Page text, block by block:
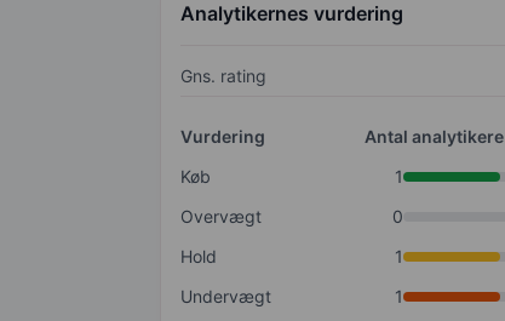
Analytikernes vurdering
Gns. rating
Vurdering
Antal analytikere
Køb
1
Overvægt
0
Hold
1
Undervægt
1